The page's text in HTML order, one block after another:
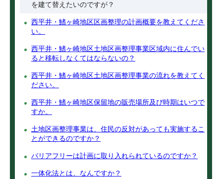
を建て替えたいのですが？
西平井・鰭ヶ崎地区区画整理の計画概要を教えてくださ
い。
西平井・鰭ヶ崎地区土地区画整理事業区域内に住んでい
ると移転しなくてはならないの？
西平井・鰭ヶ崎地区土地区画整理事業の流れを教えてく
ださい。
西平井・鰭ヶ崎地区保留地の販売場所及び時期はいつで
すか。
土地区画整理事業は、住民の反対があっても実施するこ
とができるのですか？
バリアフリーは計画に取り入れられているのですか？
一体化法とは、なんですか？